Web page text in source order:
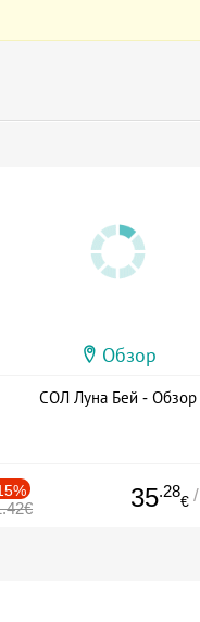
Обзор
СОЛ Луна Бей - Обзор
35.28
€ /